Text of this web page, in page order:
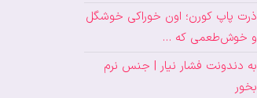
ذرت پاپ کورن؛ اون خوراکی خوشگل
و خوش‌طعمی که …
به دندونت فشار نیار | جنس نرم
بخور